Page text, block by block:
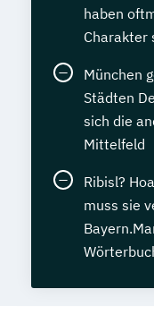
haben
Charakter
München
Städten
sich die
Mittelfeld
Ribisl?
muss sie